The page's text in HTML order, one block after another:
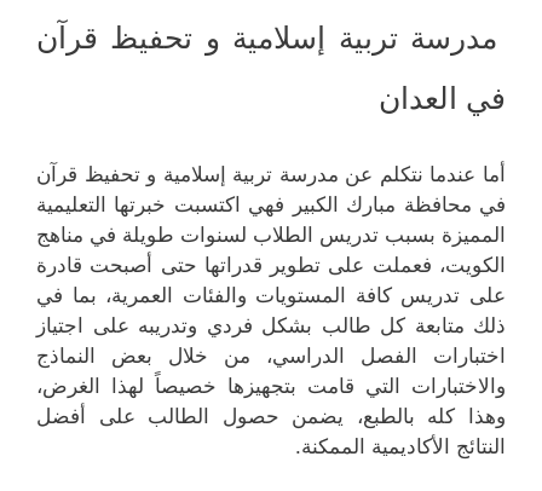
مدرسة تربية إسلامية و تحفيظ قرآن
في العدان
أما عندما نتكلم عن مدرسة تربية إسلامية و تحفيظ قرآن
في محافظة مبارك الكبير فهي اكتسبت خبرتها التعليمية
المميزة بسبب تدريس الطلاب لسنوات طويلة في مناهج
الكويت، فعملت على تطوير قدراتها حتى أصبحت قادرة
على تدريس كافة المستويات والفئات العمرية، بما في
ذلك متابعة كل طالب بشكل فردي وتدريبه على اجتياز
اختبارات الفصل الدراسي، من خلال بعض النماذج
والاختبارات التي قامت بتجهيزها خصيصاً لهذا الغرض،
وهذا كله بالطبع، يضمن حصول الطالب على أفضل
النتائج الأكاديمية الممكنة.